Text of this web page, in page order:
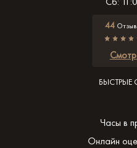
44
БЫСТРЫЕ
Часы в
Онлайн